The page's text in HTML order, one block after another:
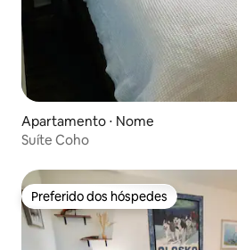
Apartamento ⋅ Nome
Suíte Coho
Preferido dos hóspedes
Preferido dos hóspedes